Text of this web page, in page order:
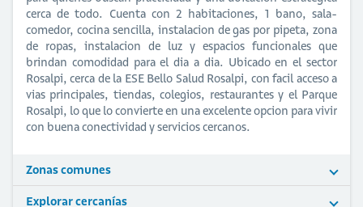
cerca de todo. Cuenta con 2 habitaciones, 1 bano, sala-
comedor, cocina sencilla, instalacion de gas por pipeta, zona
de ropas, instalacion de luz y espacios funcionales que
brindan comodidad para el dia a dia. Ubicado en el sector
Rosalpi, cerca de la ESE Bello Salud Rosalpi, con facil acceso a
vias principales, tiendas, colegios, restaurantes y el Parque
Rosalpi, lo que lo convierte en una excelente opcion para vivir
con buena conectividad y servicios cercanos.
Zonas comunes
Explorar cercanías